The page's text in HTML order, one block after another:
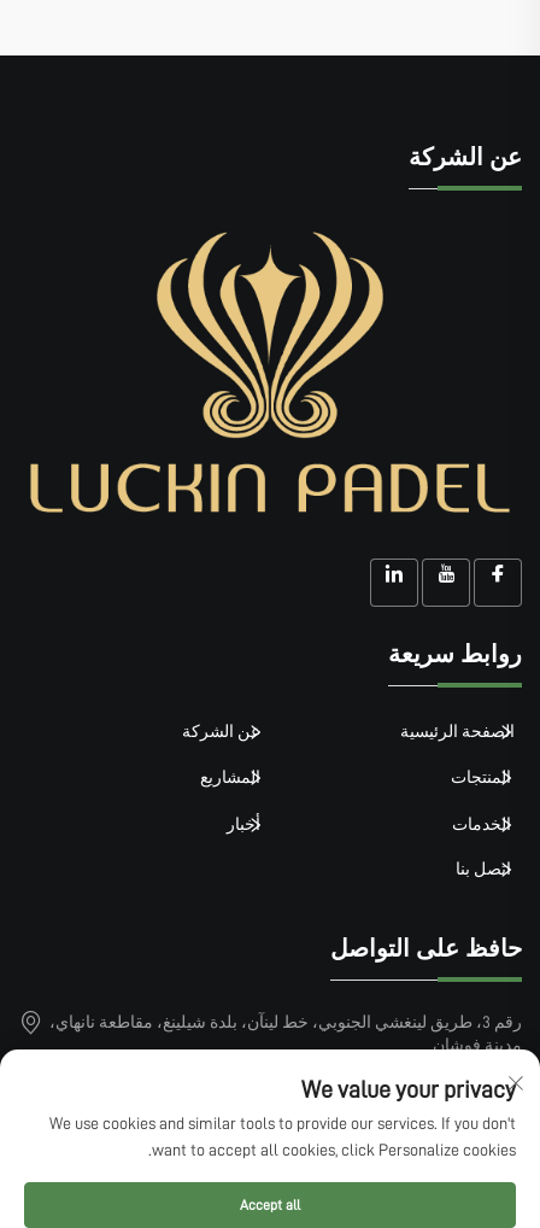
عن الشركة
روابط سريعة
الصفحة الرئيسية عن الشركة
المنتجات المشاريع
الخدمات أخبار
اتصل بنا
حافظ على التواصل
رقم 3، طريق لينغشي الجنوبي، خط لينآن، بلدة شيلينغ، مقاطعة نانهاي،
مدينة فوشان
+86-15913101899
We value your privacy
We use cookies and similar tools to provide our services. If you don't
want to accept all cookies, click Personalize cookies.
Accept all